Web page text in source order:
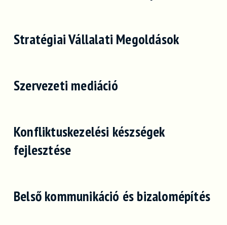
Stratégiai Vállalati Megoldások
Szervezeti mediáció
Konfliktuskezelési készségek
fejlesztése
Belső kommunikáció és bizalomépítés